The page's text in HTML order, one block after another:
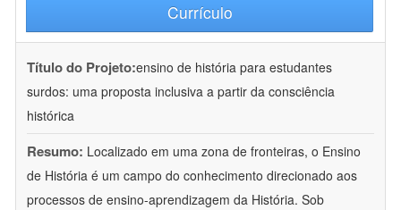
Currículo
Título do Projeto:ensino de história para estudantes
surdos: uma proposta inclusiva a partir da consciência
histórica
Resumo: Localizado em uma zona de fronteiras, o Ensino
de História é um campo do conhecimento direcionado aos
processos de ensino-aprendizagem da História. Sob